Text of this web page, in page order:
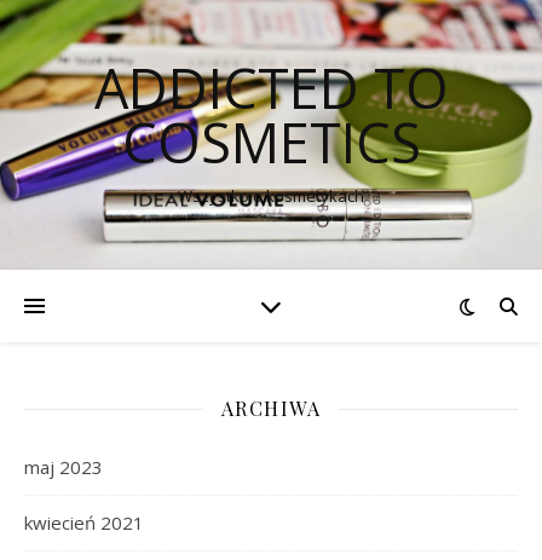
ADDICTED TO
COSMETICS
Wszystko o kosmetykach
ARCHIWA
maj 2023
kwiecień 2021